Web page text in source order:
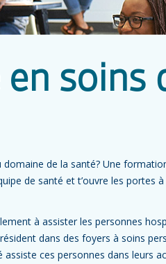
soins
de la santé? Une
de santé et t’ouvre les portes
à assister les personnes
dans des foyers à soins
assiste ces personnes dans leurs